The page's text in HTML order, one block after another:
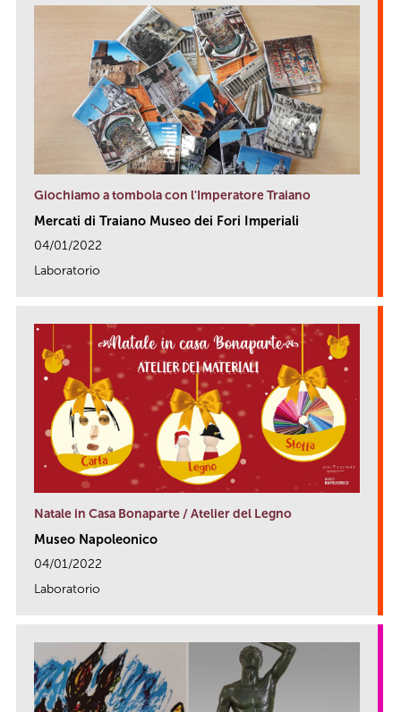
Giochiamo a tombola con l'Imperatore Traiano
Mercati di Traiano Museo dei Fori Imperiali
04/01/2022
Laboratorio
Natale in Casa Bonaparte / Atelier del Legno
Museo Napoleonico
04/01/2022
Laboratorio